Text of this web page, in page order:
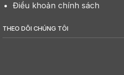
Điều khoản chính sách
THEO DÕI CHÚNG TÔI